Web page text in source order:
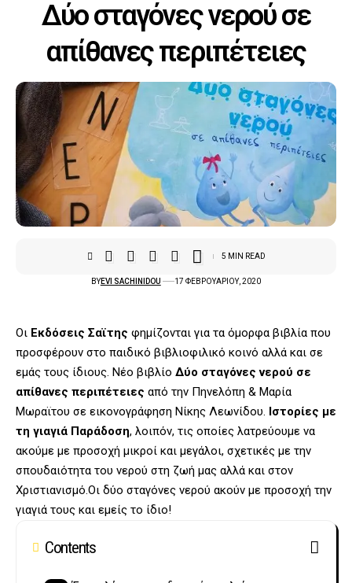
Δύο σταγόνες νερού σε
απίθανες περιπέτειες
BYEVI SACHINIDOU 17 ΦΕΒΡΟΥΑΡΊΟΥ, 2020
5 MIN READ
Οι Εκδόσεις Σαϊτης φημίζονται για τα όμορφα βιβλία που
προσφέρουν στο παιδικό βιβλιοφιλικό κοινό αλλά και σε
εμάς τους ίδιους. Νέο βιβλίο Δύο σταγόνες νερού σε
απίθανες περιπέτειες από την Πηνελόπη & Μαρία
Μωραϊτου σε εικονογράφηση Νίκης Λεωνίδου. Ιστορίες με
τη γιαγιά Παράδοση, λοιπόν, τις οποίες λατρεύουμε να
ακούμε με προσοχή μικροί και μεγάλοι, σχετικές με την
σπουδαιότητα του νερού στη ζωή μας αλλά και στον
Χριστιανισμό.Οι δύο σταγόνες νερού ακούν με προσοχή την
γιαγιά τους και εμείς το ίδιο!
Contents